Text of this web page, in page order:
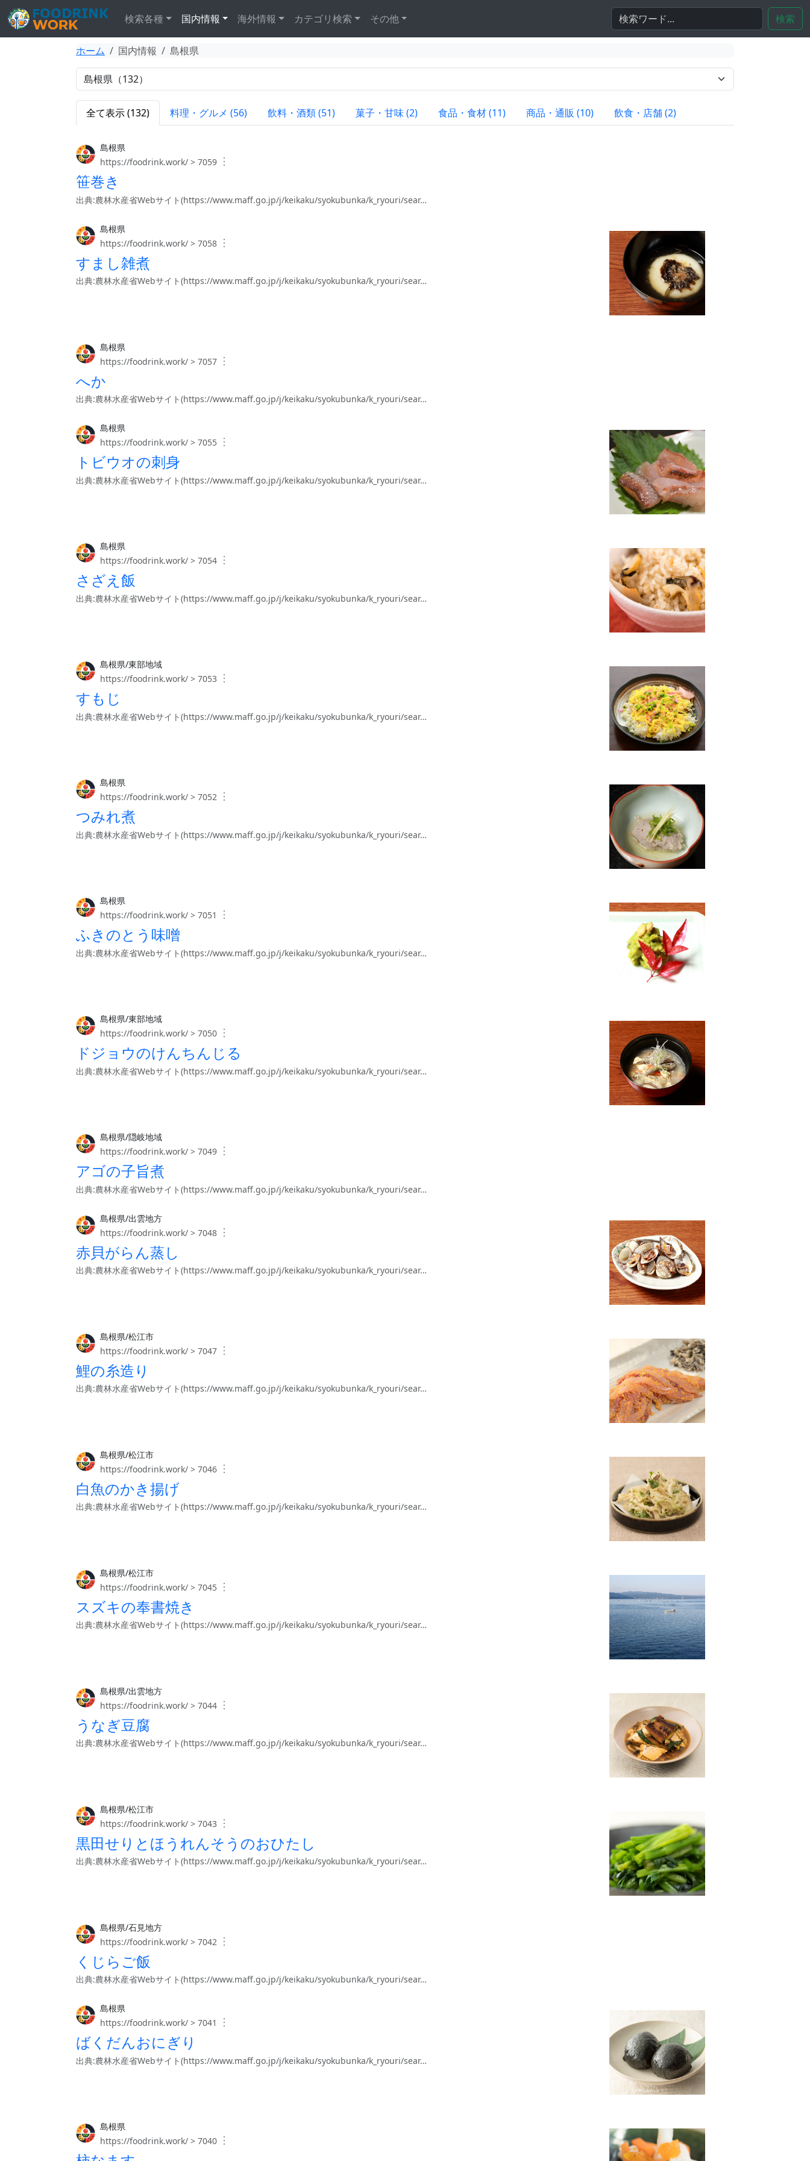
検索各種 国内情報 海外情報 カテゴリ検索 その他 検索
ホーム 国内情報 島根県
全て表示 (132) 料理・グルメ (56) 飲料・酒類 (51) 菓子・甘味 (2) 食品・食材 (11) 商品・通販 (10) 飲食・店舗 (2)
島根県
https://foodrink.work/ > 7059 ︙
笹巻き
出典:農林水産省Webサイト(https://www.maff.go.jp/j/keikaku/syokubunka/k_ryouri/sear…
島根県
https://foodrink.work/ > 7058 ︙
すまし雑煮
出典:農林水産省Webサイト(https://www.maff.go.jp/j/keikaku/syokubunka/k_ryouri/sear…
島根県
https://foodrink.work/ > 7057 ︙
へか
出典:農林水産省Webサイト(https://www.maff.go.jp/j/keikaku/syokubunka/k_ryouri/sear…
島根県
https://foodrink.work/ > 7055 ︙
トビウオの刺身
出典:農林水産省Webサイト(https://www.maff.go.jp/j/keikaku/syokubunka/k_ryouri/sear…
島根県
https://foodrink.work/ > 7054 ︙
さざえ飯
出典:農林水産省Webサイト(https://www.maff.go.jp/j/keikaku/syokubunka/k_ryouri/sear…
島根県/東部地域
https://foodrink.work/ > 7053
︙
すもじ
出典:農林水産省Webサイト(https://www.maff.go.jp/j/keikaku/syokubunka/k_ryouri/sear…
島根県
https://foodrink.work/ > 7052 ︙
つみれ煮
出典:農林水産省Webサイト(https://www.maff.go.jp/j/keikaku/syokubunka/k_ryouri/sear…
島根県
https://foodrink.work/ > 7051
︙
ふきのとう味噌
出典:農林水産省Webサイト(https://www.maff.go.jp/j/keikaku/syokubunka/k_ryouri/sear…
島根県/東部地域
https://foodrink.work/ > 7050 ︙
ドジョウのけんちんじる
出典:農林水産省Webサイト(https://www.maff.go.jp/j/keikaku/syokubunka/k_ryouri/sear…
島根県/隠岐地域
https://foodrink.work/ > 7049 ︙
アゴの子旨煮
出典:農林水産省Webサイト(https://www.maff.go.jp/j/keikaku/syokubunka/k_ryouri/sear…
島根県/出雲地方
https://foodrink.work/ > 7048 ︙
赤貝がらん蒸し
出典:農林水産省Webサイト(https://www.maff.go.jp/j/keikaku/syokubunka/k_ryouri/sear…
島根県/松江市
https://foodrink.work/ > 7047 ︙
鯉の糸造り
出典:農林水産省Webサイト(https://www.maff.go.jp/j/keikaku/syokubunka/k_ryouri/sear…
島根県/松江市
https://foodrink.work/ > 7046 ︙
白魚のかき揚げ
出典:農林水産省Webサイト(https://www.maff.go.jp/j/keikaku/syokubunka/k_ryouri/sear…
島根県/松江市
https://foodrink.work/ > 7045 ︙
スズキの奉書焼き
出典:農林水産省Webサイト(https://www.maff.go.jp/j/keikaku/syokubunka/k_ryouri/sear…
島根県/出雲地方
https://foodrink.work/ > 7044 ︙
うなぎ豆腐
出典:農林水産省Webサイト(https://www.maff.go.jp/j/keikaku/syokubunka/k_ryouri/sear…
島根県/松江市
https://foodrink.work/ > 7043
︙
黒田せりとほうれんそうのおひたし
出典:農林水産省Webサイト(https://www.maff.go.jp/j/keikaku/syokubunka/k_ryouri/sear…
島根県/石見地方
https://foodrink.work/ > 7042
︙
くじらご飯
出典:農林水産省Webサイト(https://www.maff.go.jp/j/keikaku/syokubunka/k_ryouri/sear…
島根県
https://foodrink.work/ > 7041
︙
ばくだんおにぎり
出典:農林水産省Webサイト(https://www.maff.go.jp/j/keikaku/syokubunka/k_ryouri/sear…
島根県
https://foodrink.work/ > 7040 ︙